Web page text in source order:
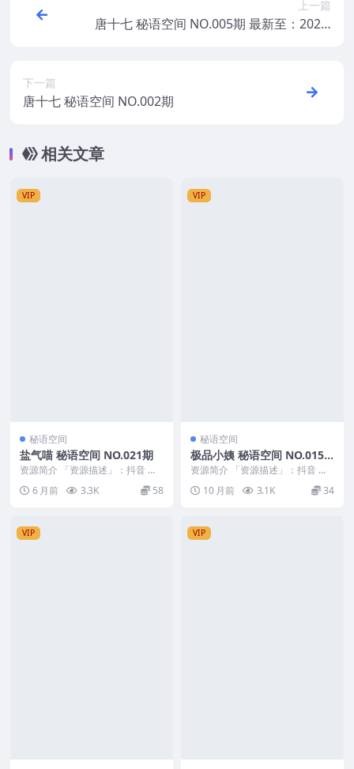
上一篇
唐十七 秘语空间 NO.005期 最新至：2025.
下一篇
唐十七 秘语空间 NO.002期
相关文章
VIP
秘语空间
盐气喵 秘语空间 NO.021期
资源简介 「资源描述」：抖音 盐
气喵 秘语空间 NO.021期 【18P】
「资...6 月前 3.3K 58
VIP
秘语空间
极品小姨 秘语空间 NO.015
期 最新至：2025.10.11
资源简介 「资源描述」：抖音 极
品小姨 秘语空间 NO.015期 【2
V】最新至...
10 月前 3.1K 34
VIP VIP